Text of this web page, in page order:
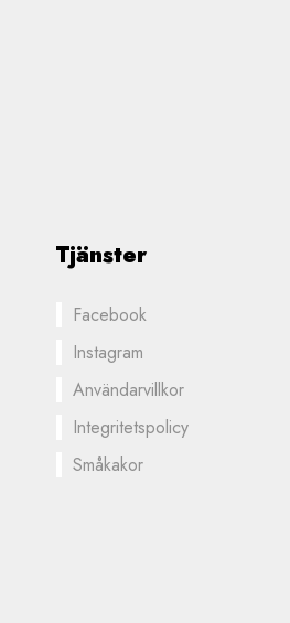
Tjänster
Facebook
Instagram
Användarvillkor
Integritetspolicy
Småkakor